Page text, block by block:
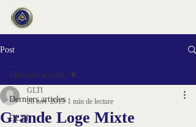
Post
Derniers articles
GLTI
Derniers articles
Grande Loge Mixte
GLTI
26 nov. 2019 1 min de lecture